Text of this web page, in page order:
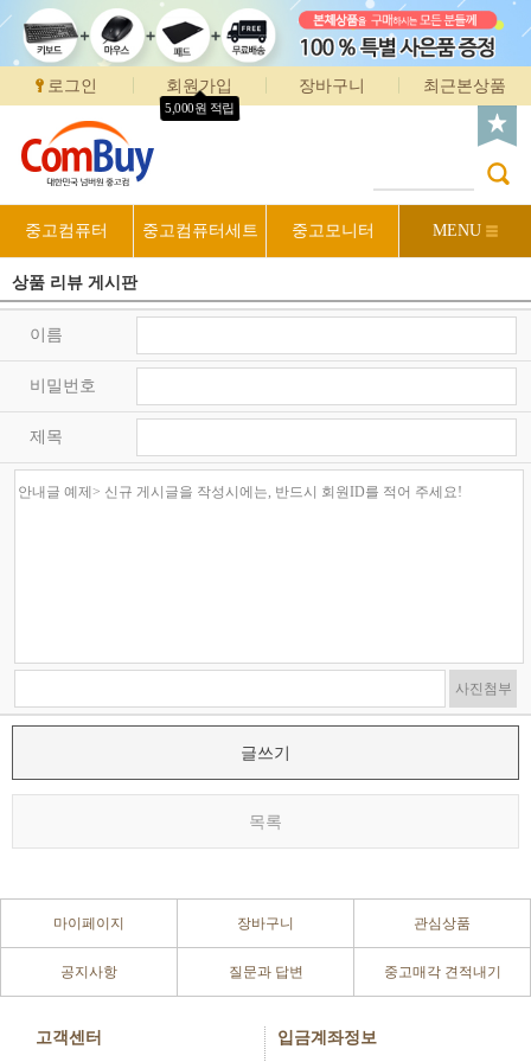
로그인 회원가입
5,000원 적립
장바구니 최근본상품
중고컴퓨터 중고컴퓨터세트 중고모니터 MENU
상품 리뷰 게시판
이름
비밀번호
제목
사진첨부
글쓰기
목록
마이페이지 장바구니 관심상품
공지사항 질문과 답변 중고매각 견적내기
고객센터 입금계좌정보